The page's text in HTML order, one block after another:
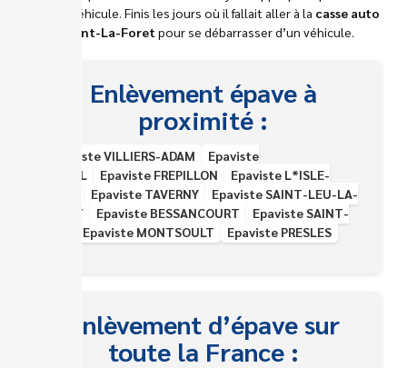
type de véhicule. Finis les jours où il fallait aller à la casse auto
Bethemont-La-Foret pour se débarrasser d’un véhicule.
Enlèvement épave à
proximité :
Epaviste VILLIERS-ADAM
Epaviste
MERIEL
Epaviste FREPILLON
Epaviste L*ISLE-
Epaviste TAVERNY
Epaviste SAINT-LEU-LA-
FORET
Epaviste BESSANCOURT
Epaviste SAINT-
Epaviste MONTSOULT Epaviste PRESLES
Enlèvement d’épave sur
toute la France :